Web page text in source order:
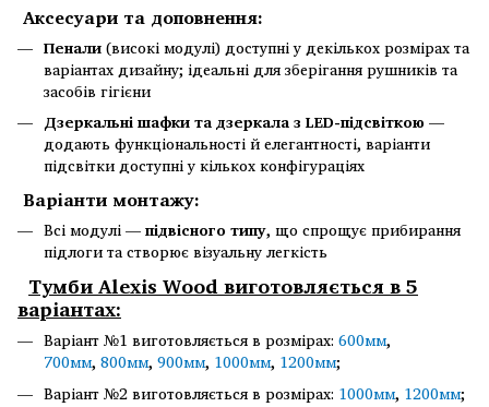
Аксесуари та доповнення:
Пенали(високі модулі) доступні у декількох розмірах та
варіантах дизайну; ідеальні для зберігання рушників та
засобів гігієни
Дзеркальні шафки та дзеркала з LED-підсвіткою —
додають функціональності й елегантності, варіанти
підсвітки доступні у кількох конфігураціях
Варіанти монтажу:
Всі модулі —підвісного типу, що спрощує прибирання
підлоги та створює візуальну легкість
Тумби Alexis Wood виготовляється в 5
варіантах:
Варіант №1 виготовляється в розмірах: 600мм,
700мм, 800мм, 900мм, 1000мм, 1200мм;
Варіант №2 виготовляється в розмірах: 1000мм, 1200мм;